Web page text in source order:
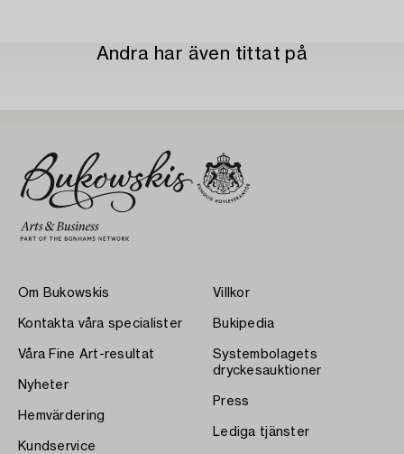
Andra har även tittat på
Om Bukowskis
Kontakta våra specialister
Våra Fine Art-resultat
Nyheter
Hemvärdering
Kundservice
Villkor
Bukipedia
Systembolagets
dryckesauktioner
Press
Lediga tjänster